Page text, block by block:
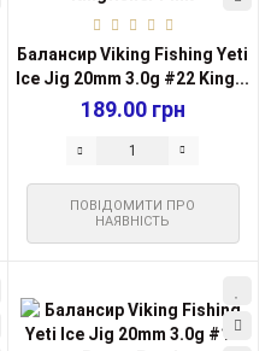
Балансир Viking Fishing Yeti
Ice Jig 20mm 3.0g #22 King...
189.00 грн
ПОВІДОМИТИ ПРО
НАЯВНІСТЬ